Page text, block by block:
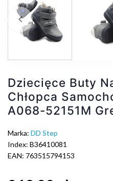
Poprzedni
keyboard_arrow_left
Dziecięce Buty
Chłopca
A068-52151M
Marka: DD Step
Index: B36410081
EAN: 763515794153